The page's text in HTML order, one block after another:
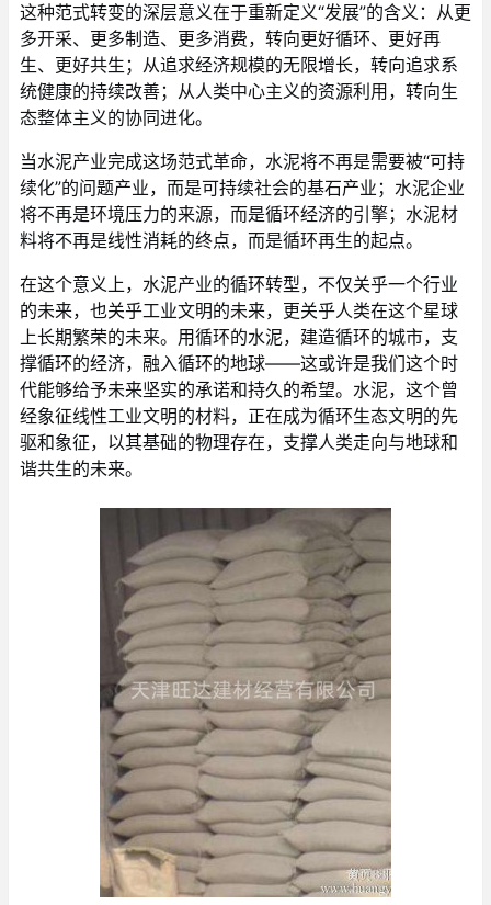
这种范式转变的深层意义在于重新定义“发展”的含义：从更
多开采、更多制造、更多消费，转向更好循环、更好再
生、更好共生；从追求经济规模的无限增长，转向追求系
统健康的持续改善；从人类中心主义的资源利用，转向生
态整体主义的协同进化。
当水泥产业完成这场范式革命，水泥将不再是需要被“可持
续化”的问题产业，而是可持续社会的基石产业；水泥企业
将不再是环境压力的来源，而是循环经济的引擎；水泥材
料将不再是线性消耗的终点，而是循环再生的起点。
在这个意义上，水泥产业的循环转型，不仅关乎一个行业
的未来，也关乎工业文明的未来，更关乎人类在这个星球
上长期繁荣的未来。用循环的水泥，建造循环的城市，支
撑循环的经济，融入循环的地球——这或许是我们这个时
代能够给予未来坚实的承诺和持久的希望。水泥，这个曾
经象征线性工业文明的材料，正在成为循环生态文明的先
驱和象征，以其基础的物理存在，支撑人类走向与地球和
谐共生的未来。